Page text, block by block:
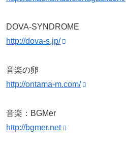
DOVA-SYNDROME
http://dova-s.jp/
音楽の卵
http://ontama-m.com/
音楽：BGMer
http://bgmer.net